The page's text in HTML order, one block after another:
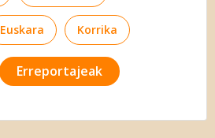
Euskara Korrika
Erreportajeak